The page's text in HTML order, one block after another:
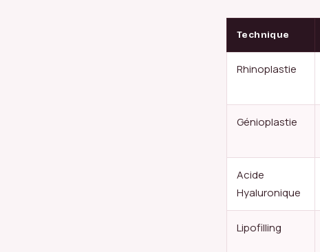
Technique
Rhinoplastie
Génioplastie
Acide
Hyaluronique
Lipofilling